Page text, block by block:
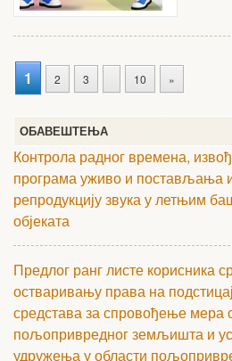
1 2 3 10 »
ОБАВЕШТЕЊА
Контрола радног времена,
програма уживо и постављања
репродукцију звука у летњим
објеката
Предлог ранг листе корисника
остваривању права на
средстава за спровођење
пољопривредног земљишта и
удружења у области